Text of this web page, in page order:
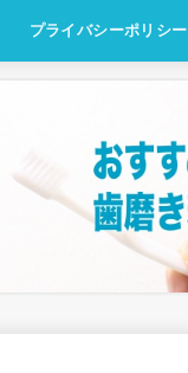
プライバシーポリシー